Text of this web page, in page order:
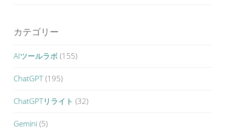
カテゴリー
AIツールラボ (155)
ChatGPT (195)
ChatGPTリライト (32)
Gemini (5)